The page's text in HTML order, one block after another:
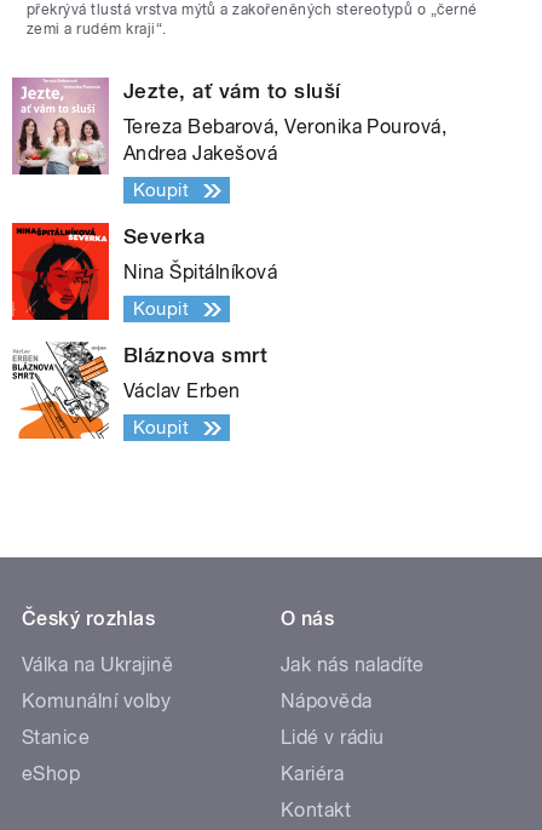
překrývá tlustá vrstva mýtů a zakořeněných stereotypů o „černé
zemi a rudém kraji“.
Jezte, ať vám to sluší
Tereza Bebarová, Veronika Pourová,
Andrea Jakešová
Koupit
Severka
Nina Špitálníková
Koupit
Bláznova smrt
Václav Erben
Koupit
Český rozhlas
Válka na Ukrajině
Komunální volby
Stanice
eShop
O nás
Jak nás naladíte
Nápověda
Lidé v rádiu
Kariéra
Kontakt